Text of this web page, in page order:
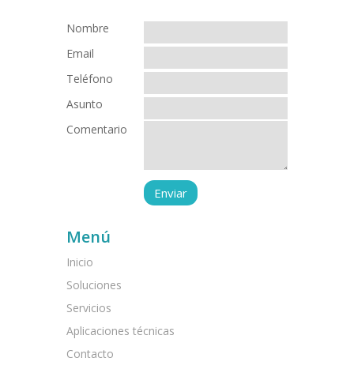
Nombre
Email
Teléfono
Asunto
Comentario
Menú
Inicio
Soluciones
Servicios
Aplicaciones técnicas
Contacto